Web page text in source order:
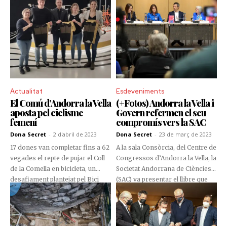
Parc Central ha permès guanyar
700 metres quadrats de zones
verdes.
pel Comú amb el suport de la
Penya Blaugrana del Principat
d’Andorra, va comptar amb la
presència dels cònsols i altres
membres de la corporació, que
van repartir roses i exemplars
d’un llibre editat pel mateix
Comú.
Actualitat
El Comú d’Andorra la Vella
aposta pel ciclisme
femení
Dona Secret - 2 d'abril de 2023
17 dones van completar fins a 62
vegades el repte de pujar el Coll
de la Comella en bicicleta, un
desafiament plantejat pel Bici
Lab Andorra amb motiu del Dia
de la Dona. L’activitat, que va
tenir lloc des del 8 al 31 de març,
va ser molt exitosa segons el
Esdeveniments
(+Fotos) Andorra la Vella i
Govern refermen el seu
compromís vers la SAC
Dona Secret - 23 de març de 2023
A la sala Consòrcia, del Centre de
Congressos d’Andorra la Vella, la
Societat Andorrana de Ciències
(SAC) va presentar el llibre que
recull les conferències del cicle
2021 i els 14ns Debats de Recerca
2021, titulats ‘Les noves
tecnologies i la investigació